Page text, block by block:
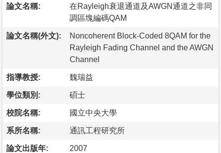
論文名稱:
在Rayleigh衰退通道及AWGN通道之非同
調區塊編碼QAM
論文名稱(外文):
Noncoherent Block-Coded 8QAM for the
Rayleigh Fading Channel and the AWGN
Channel
指導教授: 魏瑞益
學位類別: 碩士
校院名稱: 國立中央大學
系所名稱: 通訊工程研究所
論文出版年: 2007